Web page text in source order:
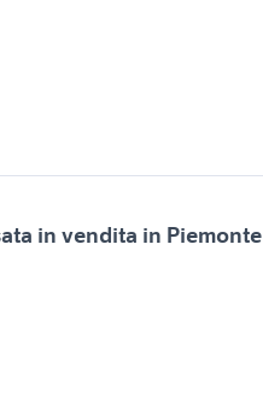
in vendita in Piemonte